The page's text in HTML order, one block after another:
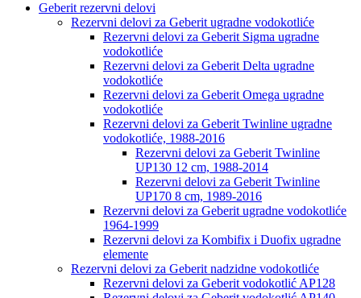
Geberit rezervni delovi
Rezervni delovi za Geberit ugradne vodokotliće
Rezervni delovi za Geberit Sigma ugradne
vodokotliće
Rezervni delovi za Geberit Delta ugradne
vodokotliće
Rezervni delovi za Geberit Omega ugradne
vodokotliće
Rezervni delovi za Geberit Twinline ugradne
vodokotliće, 1988-2016
Rezervni delovi za Geberit Twinline
UP130 12 cm, 1988-2014
Rezervni delovi za Geberit Twinline
UP170 8 cm, 1989-2016
Rezervni delovi za Geberit ugradne vodokotliće
1964-1999
Rezervni delovi za Kombifix i Duofix ugradne
elemente
Rezervni delovi za Geberit nadzidne vodokotliće
Rezervni delovi za Geberit vodokotlić AP128